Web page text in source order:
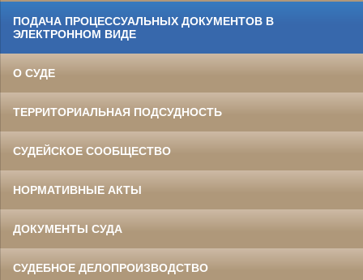
ПОДАЧА ПРОЦЕССУАЛЬНЫХ ДОКУМЕНТОВ В
ЭЛЕКТРОННОМ ВИДЕ
О СУДЕ
ТЕРРИТОРИАЛЬНАЯ ПОДСУДНОСТЬ
СУДЕЙСКОЕ СООБЩЕСТВО
НОРМАТИВНЫЕ АКТЫ
ДОКУМЕНТЫ СУДА
СУДЕБНОЕ ДЕЛОПРОИЗВОДСТВО